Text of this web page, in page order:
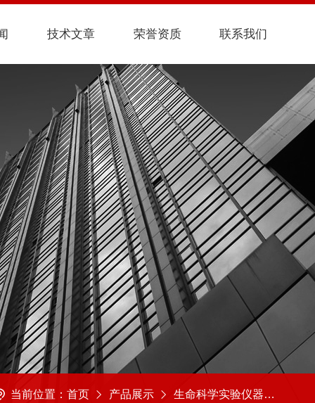
技术文章 荣誉资质 联系我们
当前位置： 首页 产品展示 生命科学实验仪器